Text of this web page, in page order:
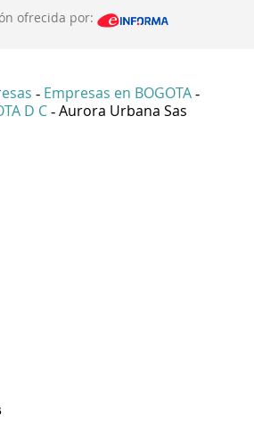
ofrecida por:
- Empresas en BOGOTA -
D C - Aurora Urbana Sas